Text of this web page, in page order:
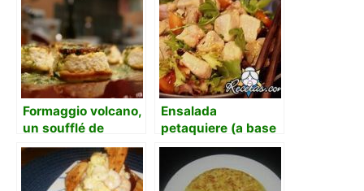
Formaggio volcano,
un soufflé de
ricotta , parmesano
con crujiente de
pesto genovés y
Ensalada
petaquiere (a base
de bacalao)